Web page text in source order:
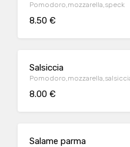
Pomodoro,mozzarella,speck
8.50 €
Salsiccia
8.00 €
Salame parma